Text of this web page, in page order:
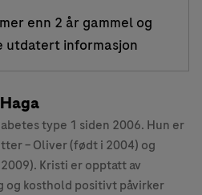
enn 2 år gammel og
utdatert informasjon
type 1 siden 2006. Hun er
– Oliver (født i 2004) og
Kristi er opptatt av
og kosthold positivt påvirker